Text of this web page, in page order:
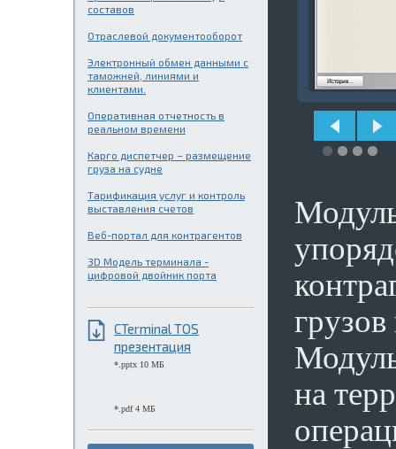
составов
Отраслевой документооборот
Электронный обмен данными с
таможней, линиями и
клиентами.
Оперативная отчетность в
реальном времени
Карго диспетчер – размещение
груза на судне
Тарификация услуг и контроль
выставления счетов
Веб-портал для контрагентов
3D Модель терминала -
цифровой двойник порта
CTerminal TOS
презентация
*.pptx 10 МБ
*.pdf 4 МБ
на